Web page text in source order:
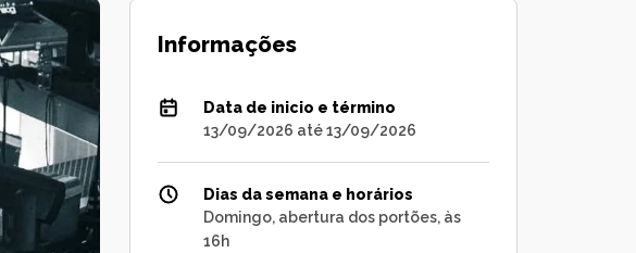
Informações
Data de inicio e término
13/09/2026 até 13/09/2026
Dias da semana e horários
Domingo, abertura dos portões, às
16h